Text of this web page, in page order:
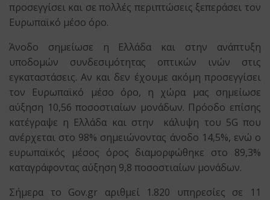
προσεγγίσει και σε πολλές περιπτώσεις ξεπεράσει τον
Ευρωπαϊκό μέσο όρο.
Άνοδο σημείωσε η Ελλάδα και στην ανάπτυξη
υποδομών συνδεσιμότητας οπτικών ινών στις
εγκαταστάσεις. Αν και δεν έχουμε ακόμη προσεγγίσει
τον Ευρωπαϊκό μέσο όρο, η χώρα μας σημείωσε
αύξηση 10,56 ποσοστιαίων μονάδων. Πρόοδο επίσης
κατέγραψε η Ελλάδα και στην κάλυψη του 5G που
ανέρχεται στο 98% σημειώνοντας άνοδο 14,5%, ενώ ο
ευρωπαϊκός μέσος όρος διαμορφώθηκε στο 89,3%
καταγράφοντας αύξηση 9,8 ποσοστιαίων μονάδων.
Σήμερα το Gov.gr αριθμεί 1.820 υπηρεσίες σε 11